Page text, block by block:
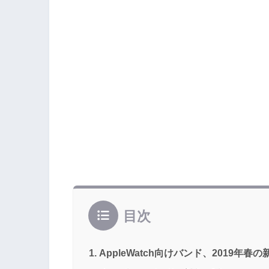
目次
AppleWatch向けバンド、2019年春の